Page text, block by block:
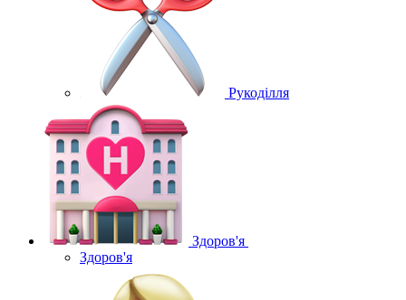
Рукоділля
Здоров'я
Здоров'я